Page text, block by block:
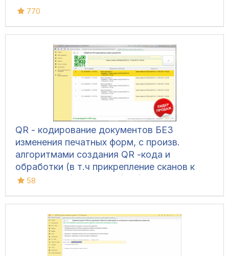
770
QR - кодирование документов БЕЗ
изменения печатных форм, с произв.
алгоритмами создания QR -кода и
обработки (в т.ч прикрепление сканов к
документам) для УТ 11 (все), ERP 2, КА 2,
58